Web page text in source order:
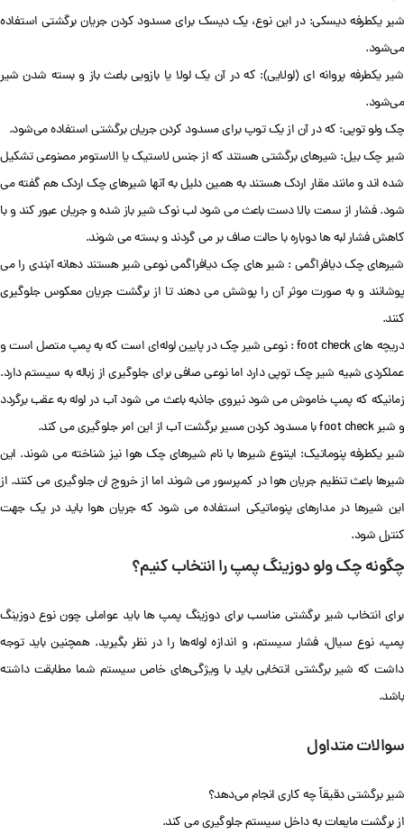
شیر یکطرفه دیسکی: در این نوع، یک دیسک برای مسدود کردن جریان برگشتی استفاده
می‌شود.
شیر یکطرفه پروانه ای (لولایی): که در آن یک لولا یا بازویی باعث باز و بسته شدن شیر
می‌شود.
چک ولو توپی: که در آن از یک توپ برای مسدود کردن جریان برگشتی استفاده می‌شود.
شیر چک بیل: شیرهای برگشتی هستند که از جنس لاستیک یا الاستومر مصنوعی تشکیل
شده اند و مانند مقار اردک هستند به همین دلیل به آنها شیرهای چک اردک هم گفته می
شود. فشار از سمت بالا دست باعث می شود لب نوک شیر باز شده و جریان عبور کند و با
کاهش فشار لبه ها دوباره با حالت صاف بر می گردند و بسته می شوند.
شیرهای چک دیافراگمی : شیر های چک دیافراگمی نوعی شیر هستند دهانه آبندی را می
پوشانند و به صورت موثر آن را پوشش می دهند تا از برگشت جریان معکوس جلوگیری
کنند.
دریچه های foot check : نوعی شیر چک در پایین لوله‌ای است که به پمپ متصل است و
عملکردی شبیه شیر چک توپی دارد اما نوعی صافی برای جلوگیری از زباله به سیستم دارد.
زمانیکه که پمپ خاموش می شود نیروی جاذبه باعث می شود آب در لوله به عقب برگردد
و شیر foot check با مسدود کردن مسیر برگشت آب از این امر جلوگیری می کند.
شیر یکطرفه پنوماتیک: ایننوع شیرها با نام شیرهای چک هوا نیز شناخته می شوند. این
شیرها باعث تنظیم جریان هوا در کمپرسور می شوند اما از خروج ان جلوگیری می کنند. از
این شیرها در مدارهای پنوماتیکی استفاده می شود که جریان هوا باید در یک جهت
کنترل شود.
چگونه چک ولو دوزینگ پمپ را انتخاب کنیم؟
برای انتخاب شیر برگشتی مناسب برای دوزینگ پمپ ها باید عواملی چون نوع دوزینگ
پمپ، نوع سیال، فشار سیستم، و اندازه لوله‌ها را در نظر بگیرید. همچنین باید توجه
داشت که شیر برگشتی انتخابی باید با ویژگی‌های خاص سیستم شما مطابقت داشته
باشد.
سوالات متداول
شیر برگشتی دقیقاً چه کاری انجام می‌دهد؟
از برگشت مایعات به داخل سیستم جلوگیری می کند.